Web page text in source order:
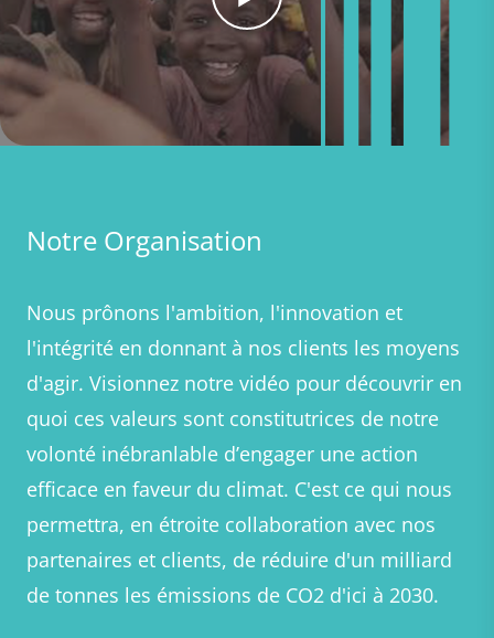
Notre Organisation
Nous prônons l'ambition, l'innovation et
l'intégrité en donnant à nos clients les moyens
d'agir. Visionnez notre vidéo pour découvrir en
quoi ces valeurs sont constitutrices de notre
volonté inébranlable d’engager une action
efficace en faveur du climat. C'est ce qui nous
permettra, en étroite collaboration avec nos
partenaires et clients, de réduire d'un milliard
de tonnes les émissions de CO2 d'ici à 2030.